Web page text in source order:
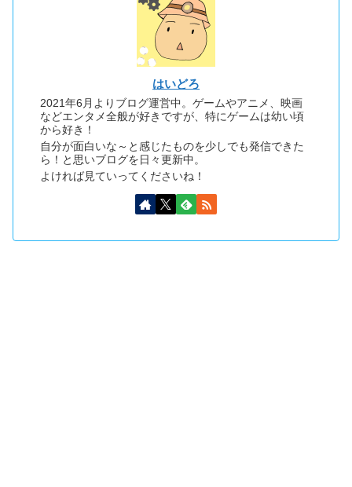
はいどろ
2021年6月よりブログ運営中。ゲームやアニメ、映画
などエンタメ全般が好きですが、特にゲームは幼い頃
から好き！
自分が面白いな～と感じたものを少しでも発信できた
ら！と思いブログを日々更新中。
よければ見ていってくださいね！